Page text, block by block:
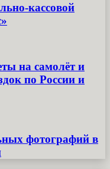
кассовой
на самолёт и
по России и
фотографий в